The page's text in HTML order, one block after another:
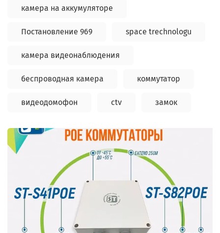
камера на аккумуляторе
Постановление 969 space trechnologu
камера видеонаблюдения
беспроводная камера коммутатор
видеодомофон ctv замок